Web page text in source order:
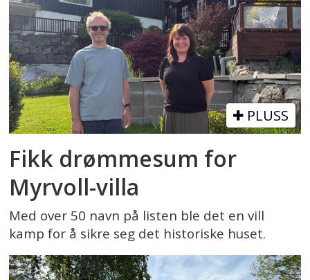
PLUSS
Fikk drømmesum for
Myrvoll-villa
Med over 50 navn på listen ble det en vill
kamp for å sikre seg det historiske huset.